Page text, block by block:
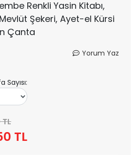
Renkli Yasin Kitabı,
Şekeri, Ayet-el Kürsi
Çanta
Yorum Yaz
TL